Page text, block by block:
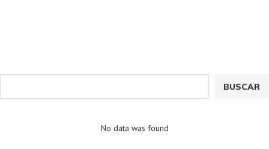
BUSCAR
No data was found